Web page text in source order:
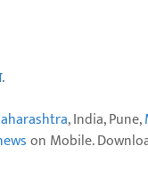
.
, India, Pune,
on Mobile.